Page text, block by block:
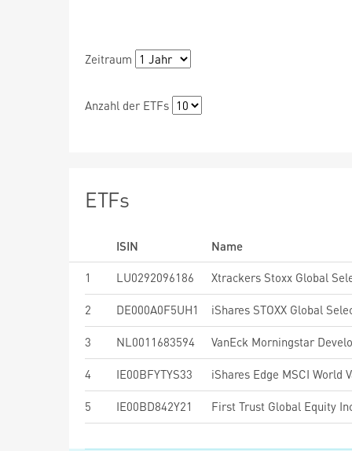
Zeitraum
Anzahl der ETFs
ETFs
ISIN
Name
1
LU0292096186
2 DE000A0F5UH1
3 NL0011683594
4 IE00BFYTYS33
5 IE00BD842Y21 First Trust Global Equity